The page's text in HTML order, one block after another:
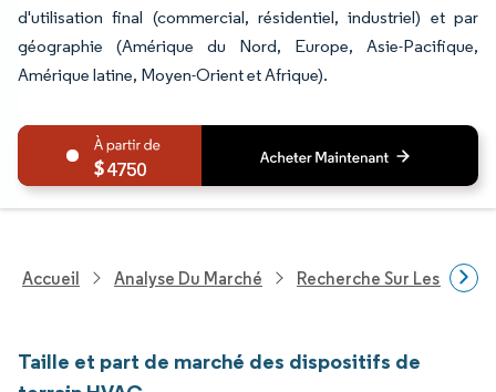
d'utilisation final (commercial, résidentiel, industriel) et par
géographie (Amérique du Nord, Europe, Asie-Pacifique,
Amérique latine, Moyen-Orient et Afrique).
4750
Accueil Analyse Du Marché Recherche Sur Les
Taille et part de marché des dispositifs de